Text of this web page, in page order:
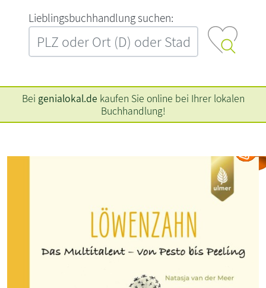
L‍i‍e‍b‍l‍i‍n‍g‍s‍b‍u‍c‍h‍h‍a‍n‍d‍l‍u‍n‍g‍ ‍s‍u‍c‍h‍e‍n‍:‍
Bei genialokal.de kaufen Sie online bei Ihrer lokalen
Buchhandlung!